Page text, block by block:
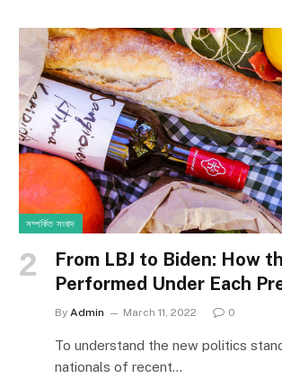
সম্পর্কিত সংবাদ
From LBJ to Biden: How
Performed Under Each
By Admin March 11, 2022 0
To understand the new politics
nationals of recent…